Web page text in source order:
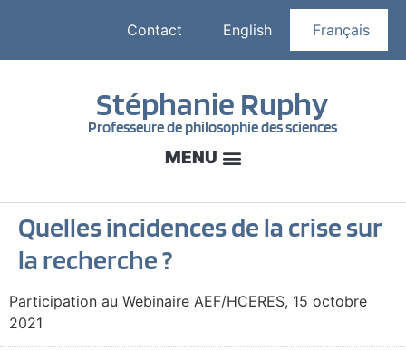
Contact English Français
Stéphanie Ruphy
Professeure de philosophie des sciences
Quelles incidences de la crise sur
la recherche ?
Participation au Webinaire AEF/HCERES, 15 octobre
2021